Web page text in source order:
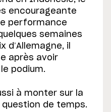
encourageante
performance
semaines
d’Allemagne, il
après avoir
podium.
à monter sur la
question de temps.